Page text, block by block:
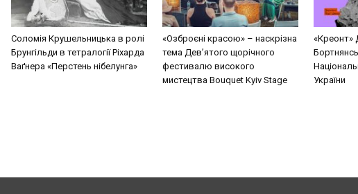
Соломія Крушельницька в ролі
Брунгільди в тетралогії Ріхарда
Ваґнера «Перстень нібелунга»
«Озброєні красою» – наскрізна
тема Дев’ятого щорічного
фестивалю високого
мистецтва Bouquet Kyiv Stage
«Креонт»
України